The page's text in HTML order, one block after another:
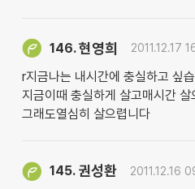
146.현영희 2011.12.17
r지금나는 내시간에 충실하고 싶
지금이때 충실하게 살고매시간
그래도열심히 살으렵니다
145. 권성환 2011.12.16